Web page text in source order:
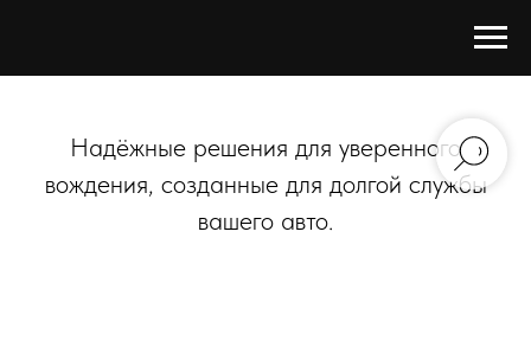
Надёжные решения для уверенного
вождения, созданные для долгой службы
вашего авто.